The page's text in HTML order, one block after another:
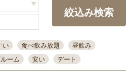
絞込み検索
い 食べ飲み放題
昼飲み
ーム 安い
デート